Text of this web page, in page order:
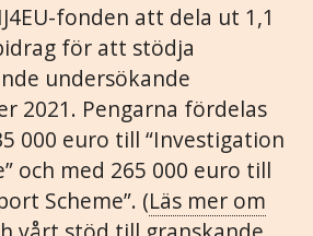
fonden att dela ut 1,1
för att stödja
undersökande
2021. Pengarna fördelas
000 euro till “Investigation
och med 265 000 euro till
Scheme”. (Läs mer om